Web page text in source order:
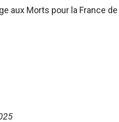
aux Morts pour la France